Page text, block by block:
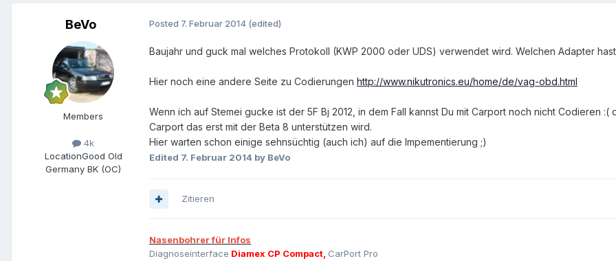
BeVo
Members
4k
LocationGood Old
Germany BK (OC)
Posted 7. Februar 2014 (edited)
Baujahr und guck mal welches Protokoll (KWP 2000 oder UDS) verwendet wird. Welchen Adapter
Hier noch eine andere Seite zu Codierungen http://www.nikutronics.eu/home/de/vag-obd.html
Wenn ich auf Stemei gucke ist der 5F Bj 2012, in dem Fall kannst Du mit Carport noch nicht Codieren
Carport das erst mit der Beta 8 unterstützen wird.
Hier warten schon einige sehnsüchtig (auch ich) auf die Impementierung ;)
Edited 7. Februar 2014 by BeVo
Zitieren
Nasenbohrer für Infos
Diagnoseinterface Diamex CP Compact, CarPort Pro